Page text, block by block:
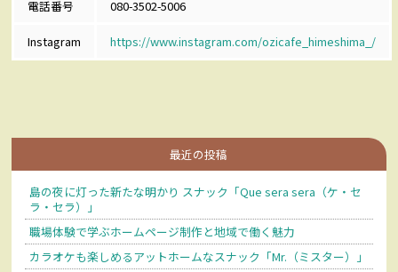
電話番号 080-3502-5006
Instagram https://www.instagram.com/ozicafe_himeshima_/
最近の投稿
島の夜に灯った新たな明かり スナック「Que sera sera（ケ・セ
ラ・セラ）」
職場体験で学ぶホームページ制作と地域で働く魅力
カラオケも楽しめるアットホームなスナック「Mr.（ミスター）」